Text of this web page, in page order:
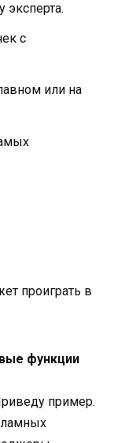
эксперта.
с
или на
проиграть в
функции
пример.